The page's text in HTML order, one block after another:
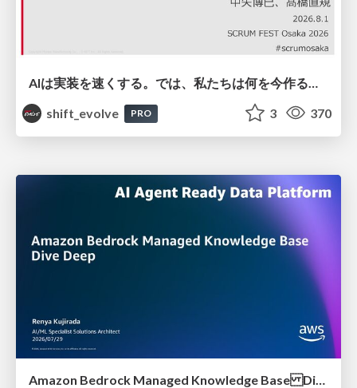
shift_evolve
PRO 3 370
Amazon Bedrock Managed Knowledge Base Dive Deep